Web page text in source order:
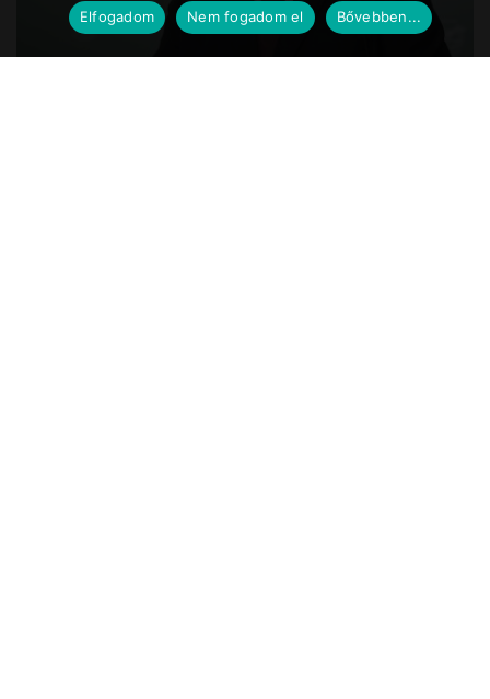
Elfogadom
Nem fogadom el Bővebben...